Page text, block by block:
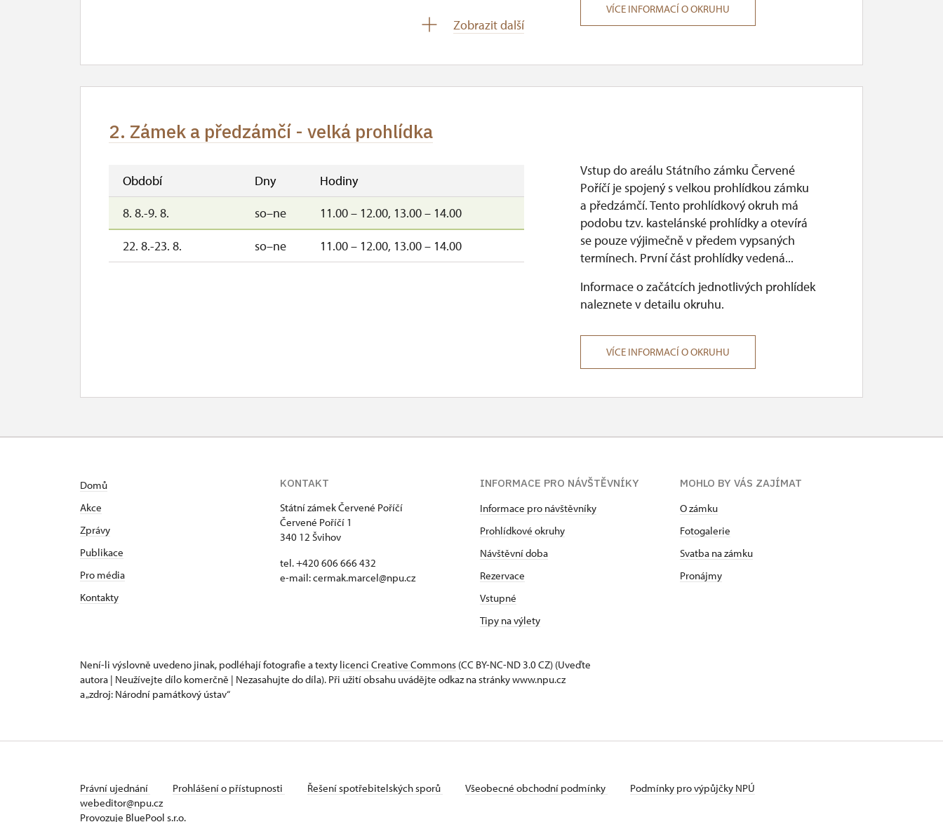
10.00 – 15.00
Zobrazit další
VÍCE INFORMACÍ O OKRUHU
2. Zámek a předzámčí - velká prohlídka
Období Dny
Hodiny
8. 8.-9. 8.
so–ne 11.00 – 12.00, 13.00 – 14.00
22. 8.-23. 8. so–ne 11.00 – 12.00, 13.00 – 14.00
Vstup do areálu Státního zámku Červené
Poříčí je spojený s velkou prohlídkou zámku
a předzámčí. Tento prohlídkový okruh má
podobu tzv. kastelánské prohlídky a otevírá
se pouze výjimečně v předem vypsaných
termínech. První část prohlídky vedená...
Informace o začátcích jednotlivých prohlídek
naleznete v detailu okruhu.
VÍCE INFORMACÍ O OKRUHU
Domů
Akce
Zprávy
Publikace
Pro média
Kontakty
KONTAKT
Státní zámek Červené Poříčí
Červené Poříčí 1
340 12 Švihov
tel. +420 606 666 432
e-mail: cermak.marcel@npu.cz
INFORMACE PRO NÁVŠTĚVNÍKY
Informace pro návštěvníky
Prohlídkové okruhy
Návštěvní doba
Rezervace
Vstupné
Tipy na výlety
MOHLO BY VÁS ZAJÍMAT
O zámku
Fotogalerie
Svatba na zámku
Pronájmy
Není-li výslovně uvedeno jinak, podléhají fotografie a texty licenci Creative Commons (CC BY-NC-ND 3.0 CZ) (Uveďte
autora | Neužívejte dílo komerčně | Nezasahujte do díla). Při užití obsahu uvádějte odkaz na stránky www.npu.cz
a „zdroj: Národní památkový ústav“
Právní ujednání Prohlášení o přístupnosti Řešení spotřebitelských sporů Všeobecné obchodní podmínky
Podmínky pro výpůjčky NPÚ
webeditor@npu.cz
Provozuje BluePool s.r.o.